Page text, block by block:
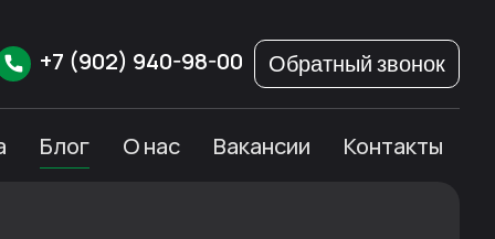
+7 (902) 940-98-00 Обратный звонок
Блог О нас Вакансии Контакты